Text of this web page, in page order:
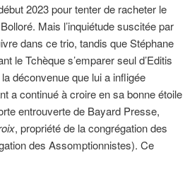
2023 pour tenter de racheter le
Mais l’inquiétude suscitée par
dans ce trio, tandis que Stéphane
le Tchèque s’emparer seul d’Editis
déconvenue que lui a infligée
a continué à croire en sa bonne étoile
entrouverte de Bayard Presse,
, propriété de la congrégation des
des Assomptionnistes). Ce